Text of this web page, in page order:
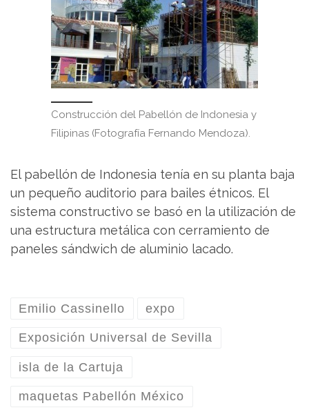
Construcción del Pabellón de Indonesia y
Filipinas (Fotografía Fernando Mendoza).
El pabellón de Indonesia tenía en su planta baja
un pequeño auditorio para bailes étnicos. El
sistema constructivo se basó en la utilización de
una estructura metálica con cerramiento de
paneles sándwich de aluminio lacado.
Emilio Cassinello expo
Exposición Universal de Sevilla
isla de la Cartuja
maquetas Pabellón México